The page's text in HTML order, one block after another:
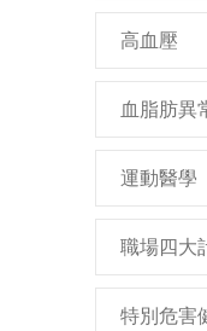
高血壓
血脂肪異
運動醫學
職場四大
特別危害